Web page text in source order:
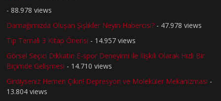
- 88.978 views
Damağımızda Oluşan Şişlikler Neyin Habercisi? - 47.978 views
Tıp Temalı 3 Kitap Önerisi - 14.957 views
Görsel Seçici Dikkatin E-spor Deneyimi ile İlişkili Olarak Hızlı Bir
Biçimde Gelişmesi - 14.710 views
Girdiyseniz Hemen Çıkın! Depresyon ve Moleküler Mekanizması -
13.804 views